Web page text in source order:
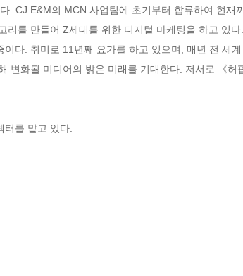
. CJ E&M의 MCN 사업팀에 초기부터 합류하여 현재
리를 만들어 Z세대를 위한 디지털 마케팅을 하고 있다.
다. 취미로 11년째 요가를 하고 있으며, 매년 전 세계
변화될 미디어의 밝은 미래를 기대한다. 저서로 《허
를 맡고 있다.